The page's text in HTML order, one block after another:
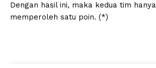
Dengan hasil ini, maka kedua tim hanya
memperoleh satu poin. (*)